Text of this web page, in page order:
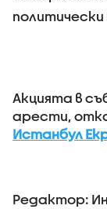
политически
Акцията в
арести,
Истанбул
Редактор: